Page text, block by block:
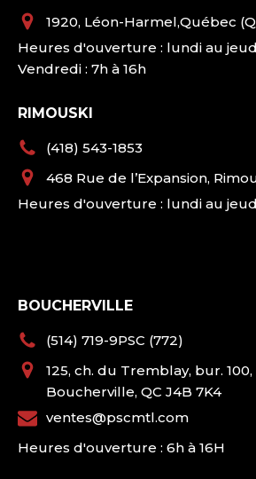
1920, Léon-Harmel,Québec
Heures d'ouverture : lundi au
Vendredi : 7h à 16h
RIMOUSKI
(418) 543-1853
468 Rue de l’Expansion,
Heures d'ouverture : lundi au
BOUCHERVILLE
(514) 719-9PSC (772)
125, ch. du Tremblay, bur. 100,
Boucherville, QC J4B 7K4
ventes@pscmtl.com
Heures d'ouverture : 6h à 16H